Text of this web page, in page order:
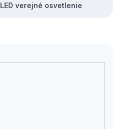
LED verejné osvetlenie